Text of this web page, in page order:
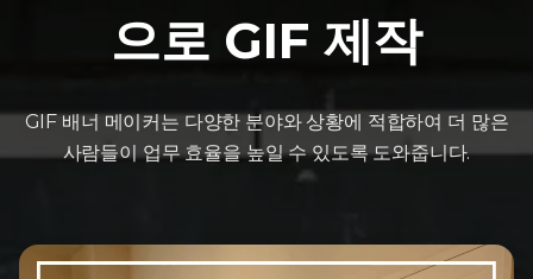
으로 GIF 제작
GIF 배너 메이커는 다양한 분야와 상황에 적합하여 더 많은
사람들이 업무 효율을 높일 수 있도록 도와줍니다.